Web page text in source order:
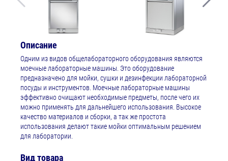
Описание
Одним из видов общелабораторного оборудования являются
моечные лабораторные машины. Это оборудование
предназначено для мойки, сушки и дезинфекции лабораторной
посуды и инструментов. Моечные лабораторные машины
эффективно очищают необходимые предметы, после чего их
можно применять для дальнейшего использования. Высокое
качество материалов и сборки, а так же простота
использования делают такие мойки оптимальным решением
для лаборатории.
Вид товара